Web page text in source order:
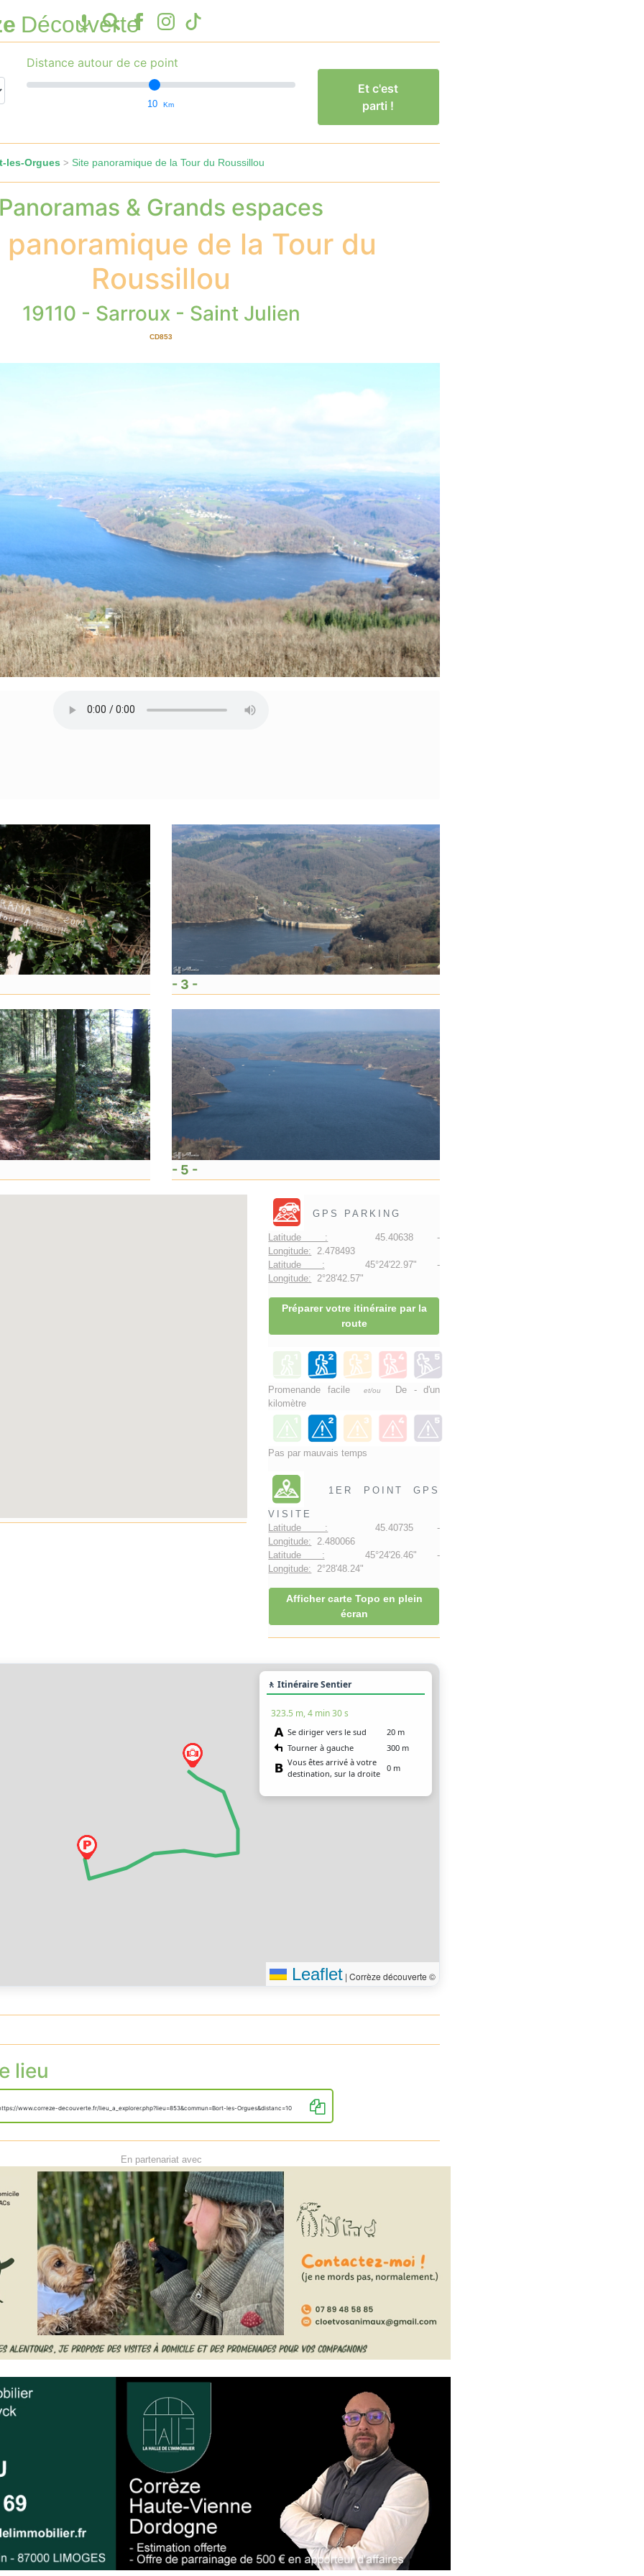
Découverte
Distance autour de ce point
10 Km
Et c'est
parti !
les-Orgues > Site panoramique de la Tour du Roussillou
& Grands espaces
de la Tour du
Roussillou
19110 - Sarroux - Saint Julien
CD853
- 3 -
- 5 -
GPS PARKING
Latitude : 45.40638 -
Longitude: 2.478493
Latitude : 45°24'22.97" -
Longitude: 2°28'42.57"
Préparer votre itinéraire par la
route
Promenande facileet/ou
De - d'un
kilomètre
Pas par mauvais temps
1ER POINT GPS
VISITE
Latitude : 45.40735 -
Longitude: 2.480066
Latitude : 45°24'26.46" -
Longitude: 2°28'48.24"
Afficher carte Topo en plein
écran
🚶 Itinéraire Sentier
323.5 m, 4 min 30 s
Se diriger vers le sud
20 m
Tourner à gauche
300 m
Vous êtes arrivé à votre
destination, sur la droite
0 m
Leaflet | Corrèze découverte ©
lieu
www.correze-decouverte.fr/lieu_a_explorer.php?lieu=853&commun=Bort-les-Orgues&distanc=10
En partenariat avec